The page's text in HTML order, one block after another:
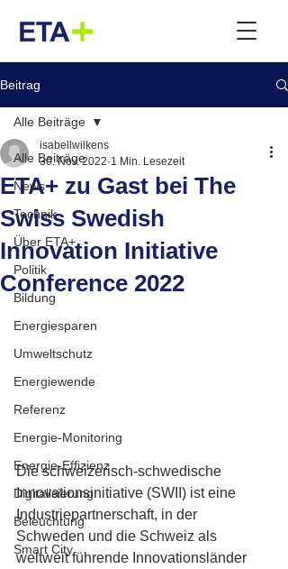
Beitrag
Alle Beiträge
News
Technik
Über ETA+
Politik
Bildung
Energiesparen
Umweltschutz
Energiewende
Referenz
Energie-Monitoring
Energie-Effizienz
Digitalisierung
Beleuchtung
Smart City
Alle Beiträge
ETA+ zu Gast bei The
Swiss Swedish
Innovation Initiative
Conference 2022
isabellwilkens
30. Nov. 2022 1 Min. Lesezeit
Die schweizerisch-schwedische
Innovationsinitiative (SWII) ist eine
Industriepartnerschaft, in der
Schweden und die Schweiz als
weltweit führende Innovationsländer